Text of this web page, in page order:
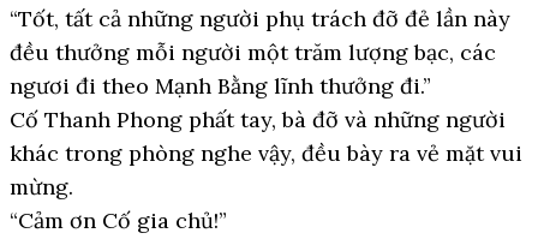
“Tốt, tất cả những người phụ trách đỡ đẻ lần này
đều thưởng mỗi người một trăm lượng bạc, các
ngươi đi theo Mạnh Bằng lĩnh thưởng đi.”
Cố Thanh Phong phất tay, bà đỡ và những người
khác trong phòng nghe vậy, đều bày ra vẻ mặt vui
mừng.
“Cảm ơn Cố gia chủ!”